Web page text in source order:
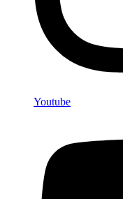
Youtube